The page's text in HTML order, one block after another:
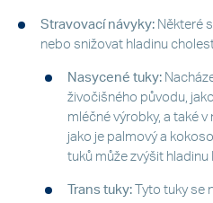
Stravovací návyky: Některé
nebo snižovat hladinu
Nasycené tuky:
živočišného původu,
mléčné výrobky, a také
jako je palmový a
tuků může zvýšit hladinu
Trans tuky: Tyto tuky se